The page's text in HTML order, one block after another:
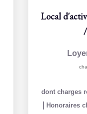
dont charges
Honoraires